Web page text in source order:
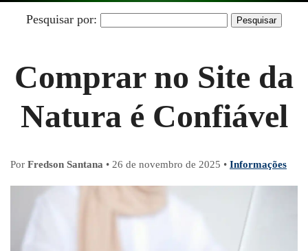
Pesquisar por:
Comprar no Site da
Natura é Confiável
Por Fredson Santana • 26 de novembro de 2025 • Informações